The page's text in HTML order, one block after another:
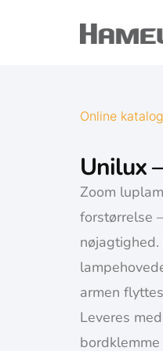
Online katalog
Unilux
Zoom
forstørrelse
armen
Leveres